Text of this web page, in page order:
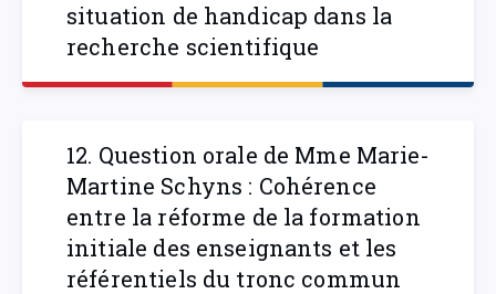
situation de handicap dans la
recherche scientifique
12. Question orale de Mme Marie-
Martine Schyns : Cohérence
entre la réforme de la formation
initiale des enseignants et les
référentiels du tronc commun